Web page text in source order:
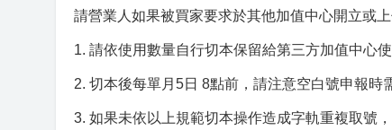
請營業人如果被買家要求於其他加值中心開立或
1. 請依使用數量自行切本保留給第三方加值中心
2. 切本後每單月5日 8點前，請注意空白號申報時
3. 如果未依以上規範切本操作造成字軌重複取號